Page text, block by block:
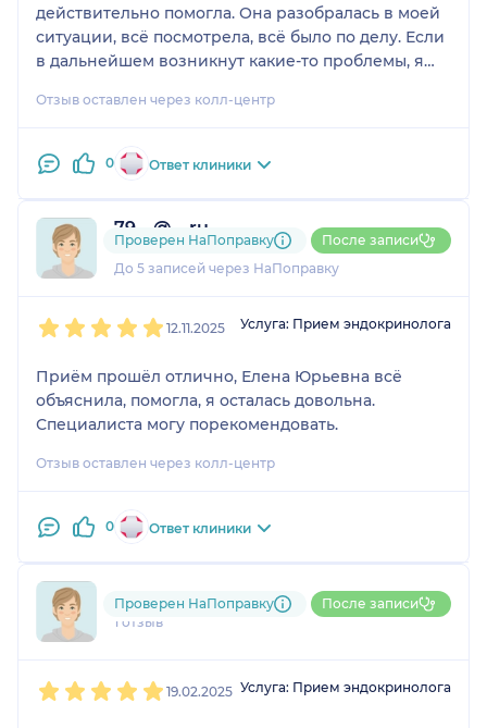
действительно помогла. Она разобралась в моей
ситуации, всё посмотрела, всё было по делу. Если
в дальнейшем возникнут какие-то проблемы, я
ней.
Отзыв оставлен через колл-центр
0 Ответ клиники
79....@....ru
1 отзыв
До 5 записей через НаПоправку
Проверен НаПоправку После записи
12.11.2025 Услуга: Прием эндокринолога
Приём прошёл отлично, Елена Юрьевна всё
объяснила, помогла, я осталась довольна.
Специалиста могу порекомендовать.
Отзыв оставлен через колл-центр
0 Ответ клиники
796....@....ru
1 отзыв
Проверен НаПоправку После записи
19.02.2025 Услуга: Прием эндокринолога